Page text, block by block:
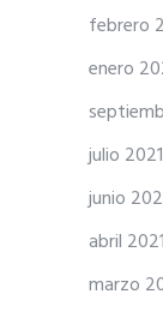
febrero
enero
julio 2021
junio
abril 2021
marzo